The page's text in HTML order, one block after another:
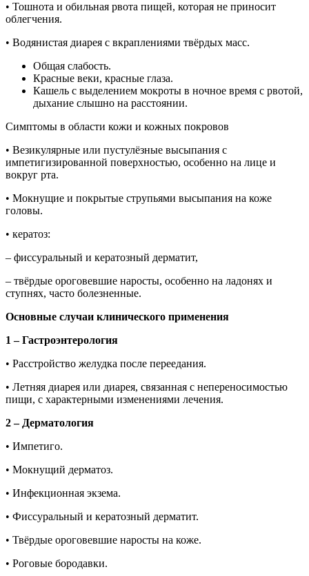
• Тошнота и обильная рвота пищей, которая не приносит
облегчения.
• Водянистая диарея с вкраплениями твёрдых масс.
Общая слабость.
Красные веки, красные глаза.
Кашель с выделением мокроты в ночное время с рвотой,
дыхание слышно на расстоянии.
Симптомы в области кожи и кожных покровов
• Везикулярные или пустулёзные высыпания с
импетигизированной поверхностью, особенно на лице и
вокруг рта.
• Мокнущие и покрытые струпьями высыпания на коже
головы.
• кератоз:
– фиссуральный и кератозный дерматит,
– твёрдые ороговевшие наросты, особенно на ладонях и
ступнях, часто болезненные.
Основные случаи клинического применения
1 – Гастроэнтерология
• Расстройство желудка после переедания.
• Летняя диарея или диарея, связанная с непереносимостью
пищи, с характерными изменениями лечения.
2 – Дерматология
• Импетиго.
• Мокнущий дерматоз.
• Инфекционная экзема.
• Фиссуральный и кератозный дерматит.
• Твёрдые ороговевшие наросты на коже.
• Роговые бородавки.